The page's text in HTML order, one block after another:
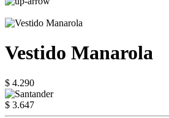
Vestido Manarola
$ 4.290
$ 3.647